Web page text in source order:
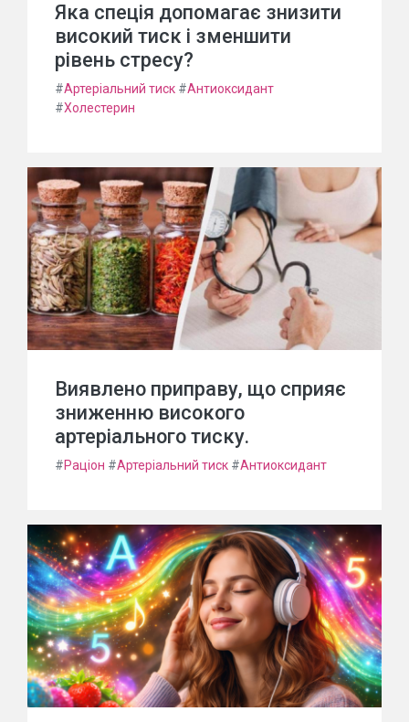
Яка спеція допомагає знизити
високий тиск і зменшити
рівень стресу?
#Артеріальний тиск #Антиоксидант
#Холестерин
Виявлено приправу, що сприяє
зниженню високого
артеріального тиску.
#Раціон #Артеріальний тиск #Антиоксидант